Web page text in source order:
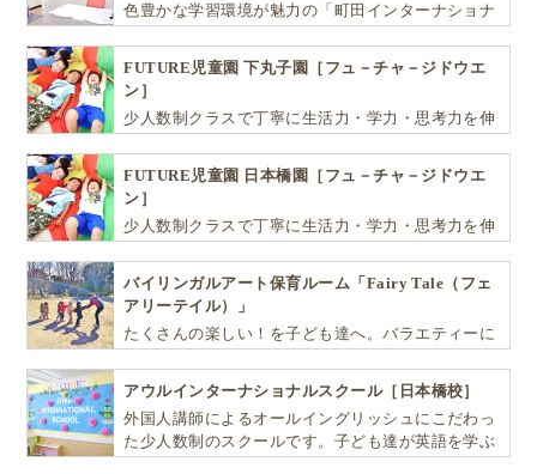
色豊かな学習環境が魅力の「町田インターナショナ
FUTURE児童園 下丸子園［フュ－チャ－ジドウエ
ン］
少人数制クラスで丁寧に生活力・学力・思考力を伸
FUTURE児童園 日本橋園［フュ－チャ－ジドウエ
ン］
少人数制クラスで丁寧に生活力・学力・思考力を伸
バイリンガルアート保育ルーム「Fairy Tale（フェ
アリーテイル）」
たくさんの楽しい！を子ども達へ。バラエティーに
『生きる力』を育てます。
アウルインターナショナルスクール［日本橋校］
外国人講師によるオールイングリッシュにこだわっ
た少人数制のスクールです。子ども達が英語を学ぶ